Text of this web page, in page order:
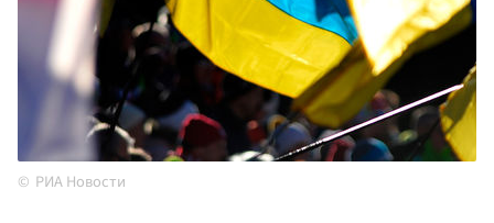
РИА Новости